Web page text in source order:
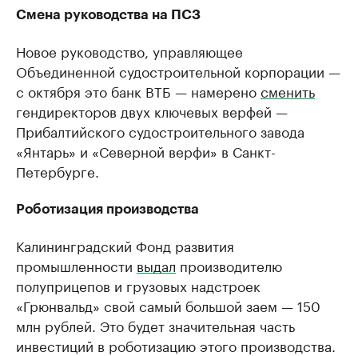
Смена руководства на ПСЗ
Новое руководство, управляющее
Объединенной судостроительной корпорации —
с октября это банк ВТБ — намереносменить
гендиректоров двух ключевых верфей —
Прибалтийского судостроительного завода
«Янтарь» и «Северной верфи» в Санкт-
Петербурге.
Роботизация производства
Калининградский Фонд развития
промышленности выдал производителю
полуприцепов и грузовых надстроек
«Грюнвальд» свой самый большой заем — 150
млн рублей. Это будет значительная часть
инвестиций в роботизацию этого производства.